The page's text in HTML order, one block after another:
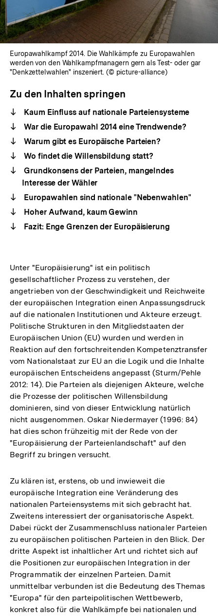
Europawahlkampf 2014. Die Wahlkämpfe zu Europawahlen
werden von den Wahlkampfmanagern gern als Test- oder gar
"Denkzettelwahlen" inszeniert. (© picture-alliance)
Zu den Inhalten springen
Kaum Einfluss auf nationale Parteiensysteme
War die Europawahl 2014 eine Trendwende?
Warum gibt es Europäische Parteien?
Wo findet die Willensbildung statt?
Grundkonsens der Parteien, mangelndes
Interesse der Wähler
Europawahlen sind nationale "Nebenwahlen"
Hoher Aufwand, kaum Gewinn
Fazit: Enge Grenzen der Europäisierung
Unter "Europäisierung" ist ein politisch
gesellschaftlicher Prozess zu verstehen, der
angetrieben von der Geschwindigkeit und Reichweite
der europäischen Integration einen Anpassungsdruck
auf die nationalen Institutionen und Akteure erzeugt.
Politische Strukturen in den Mitgliedstaaten der
Europäischen Union (EU) wurden und werden in
Reaktion auf den fortschreitenden Kompetenztransfer
vom Nationalstaat zur EU an die Logik und die Inhalte
europäischen Entscheidens angepasst (Sturm/Pehle
2012: 14). Die Parteien als diejenigen Akteure, welche
die Prozesse der politischen Willensbildung
dominieren, sind von dieser Entwicklung natürlich
nicht ausgenommen. Oskar Niedermayer (1996: 84)
hat dies schon frühzeitig mit der Rede von der
"Europäisierung der Parteienlandschaft" auf den
Begriff zu bringen versucht.
Zu klären ist, erstens, ob und inwieweit die
europäische Integration eine Veränderung des
nationalen Parteiensystems mit sich gebracht hat.
Zweitens interessiert der organisatorische Aspekt.
Dabei rückt der Zusammenschluss nationaler Parteien
zu europäischen politischen Parteien in den Blick. Der
dritte Aspekt ist inhaltlicher Art und richtet sich auf
die Positionen zur europäischen Integration in der
Programmatik der einzelnen Parteien. Damit
unmittelbar verbunden ist die Bedeutung des Themas
"Europa" für den parteipolitischen Wettbewerb,
konkret also für die Wahlkämpfe bei nationalen und